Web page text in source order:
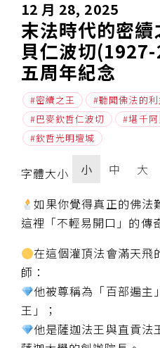
第三世巴麥欽哲仁波切
傳承上師授證
專書與譯著
*巴麥寺與麥青寺的聯合
尊貴上師珍寶開示
巴麥欽哲珍寶開示
前行開示文集
媒體影音集
12 月 28, 2025
末法時代的密
貝仁波切
五周年紀念
密續之王 聽聞佛法的利
巴麥欽哲仁波切
堪千阿
欽哲光明壇城
字體大小 小 中 大
如果你覺得真正的佛法
這裡「不輕易開口」的傳
在這個灌頂法會滿天飛
師：
他被尊稱為「百部遍主
王」；
他是薩迦法王與直貢法